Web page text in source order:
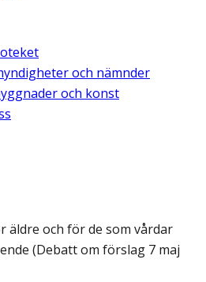
och nämnder
och konst
äldre och för de som vårdar
(Debatt om förslag 7 maj